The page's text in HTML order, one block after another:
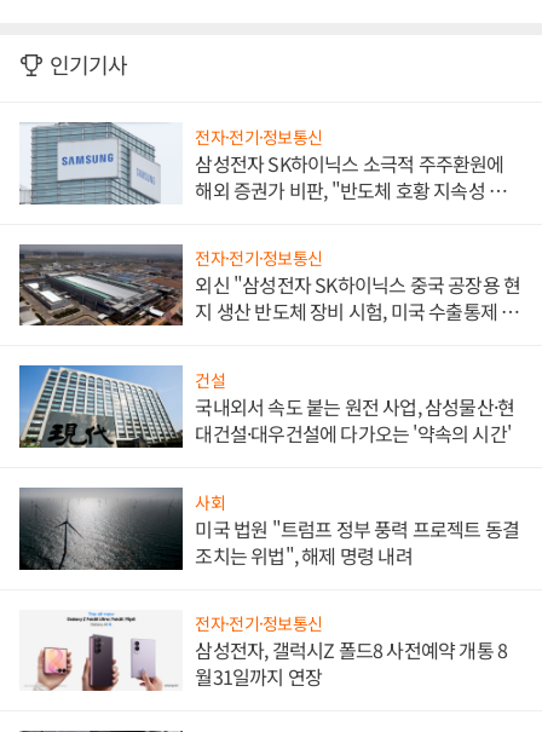
인기기사
전자·전기·정보통신
삼성전자 SK하이닉스 소극적 주주환원에
해외 증권가 비판, "반도체 호황 지속성 의
전자·전기·정보통신
외신 "삼성전자 SK하이닉스 중국 공장용 현
지 생산 반도체 장비 시험, 미국 수출통제 대
건설
국내외서 속도 붙는 원전 사업, 삼성물산·현
대건설·대우건설에 다가오는 '약속의 시간'
사회
미국 법원 "트럼프 정부 풍력 프로젝트 동결
조치는 위법", 해제 명령 내려
전자·전기·정보통신
삼성전자, 갤럭시Z 폴드8 사전예약 개통 8
월31일까지 연장